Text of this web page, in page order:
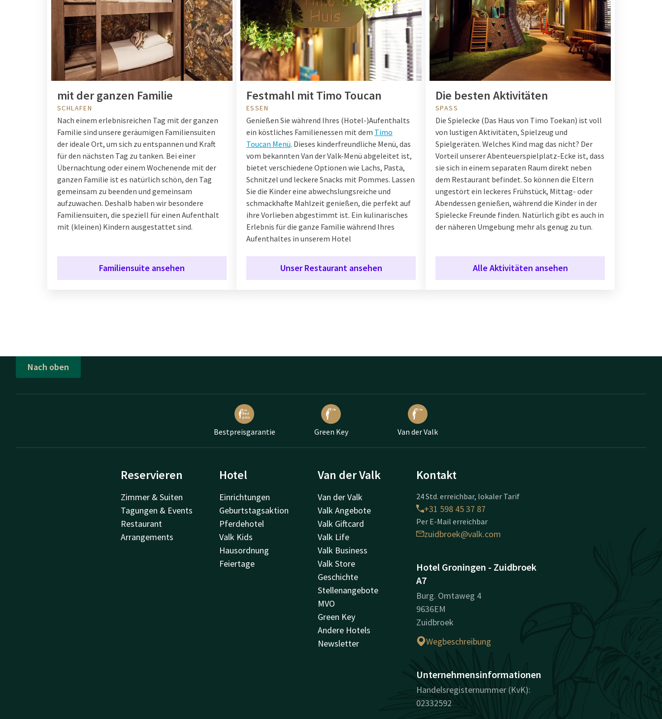
mit der ganzen Familie
SCHLAFEN
Nach einem erlebnisreichen Tag mit der ganzen
Familie sind unsere geräumigen Familiensuiten
der ideale Ort, um sich zu entspannen und Kraft
für den nächsten Tag zu tanken. Bei einer
Übernachtung oder einem Wochenende mit der
ganzen Familie ist es natürlich schön, den Tag
gemeinsam zu beenden und gemeinsam
aufzuwachen. Deshalb haben wir besondere
Familiensuiten, die speziell für einen Aufenthalt
mit (kleinen) Kindern ausgestattet sind.
Familiensuite ansehen
Festmahl mit Timo Toucan
ESSEN
Genießen Sie während Ihres (Hotel-)Aufenthalts
ein köstliches Familienessen mit dem Timo
Toucan Menü. Dieses kinderfreundliche Menü, das
vom bekannten Van der Valk-Menü abgeleitet ist,
bietet verschiedene Optionen wie Lachs, Pasta,
Schnitzel und leckere Snacks mit Pommes. Lassen
Sie die Kinder eine abwechslungsreiche und
schmackhafte Mahlzeit genießen, die perfekt auf
ihre Vorlieben abgestimmt ist. Ein kulinarisches
Erlebnis für die ganze Familie während Ihres
Aufenthaltes in unserem Hotel
Unser Restaurant ansehen
Die besten Aktivitäten
SPASS
Die Spielecke (Das Haus von Timo Toekan) ist voll
von lustigen Aktivitäten, Spielzeug und
Spielgeräten. Welches Kind mag das nicht? Der
Vorteil unserer Abenteuerspielplatz-Ecke ist, dass
sie sich in einem separaten Raum direkt neben
dem Restaurant befindet. So können die Eltern
ungestört ein leckeres Frühstück, Mittag- oder
Abendessen genießen, während die Kinder in der
Spielecke Freunde finden. Natürlich gibt es auch in
der näheren Umgebung mehr als genug zu tun.
Alle Aktivitäten ansehen
Nach oben
Bestpreisgarantie Green Key Van der Valk
Reservieren
Zimmer & Suiten
Tagungen & Events
Restaurant
Arrangements
Hotel
Einrichtungen
Geburtstagsaktion
Pferdehotel
Valk Kids
Hausordnung
Feiertage
Van der Valk
Van der Valk
Valk Angebote
Valk Giftcard
Valk Life
Valk Business
Valk Store
Geschichte
Stellenangebote
MVO
Green Key
Andere Hotels
Newsletter
Kontakt
24 Std. erreichbar, lokaler Tarif
+31 598 45 37 87
Per E-Mail erreichbar
zuidbroek@valk.com
Hotel Groningen - Zuidbroek
A7
Burg. Omtaweg 4
9636EM
Zuidbroek
Wegbeschreibung
Unternehmensinformationen
Handelsregisternummer (KvK):
02332592